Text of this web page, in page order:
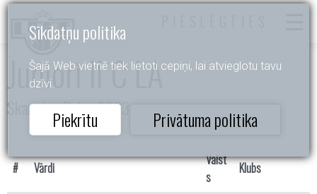
Sīkdatņu politika
Šajā Web vietnē tiek lietoti cepiņi, lai atvieglotu tavu
dzīvi.
Piekrītu Privātuma politika
Juniori II C LA
Skanstes Balva 2023
# Vārdi
Valst
s
Klubs